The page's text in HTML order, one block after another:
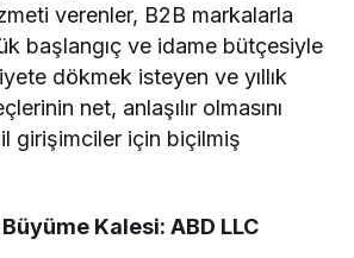
verenler, B2B markalarla
başlangıç ve idame bütçesiyle
dökmek isteyen ve yıllık
net, anlaşılır olmasını
girişimciler için biçilmiş
Kalesi: ABD LLC